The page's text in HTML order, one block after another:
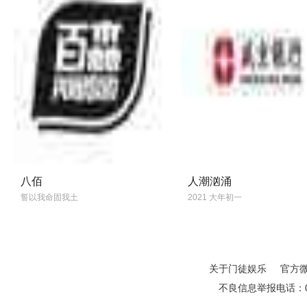
八佰
誓以我命固我土
人潮汹涌
2021 大年初一
关于门徒娱乐
官方
不良信息举报电话